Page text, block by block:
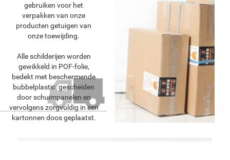
gebruiken voor het
verpakken van onze
producten getuigen van
onze toewijding.
Alle schilderijen worden
gewikkeld in POF-folie,
bedekt met beschermende
bubbelplastic, gescheiden
door schuimpanelen en
vervolgens zorgvuldig in een
kartonnen doos geplaatst.